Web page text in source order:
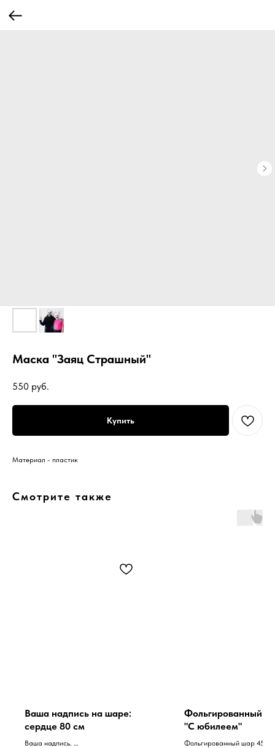
Маска "Заяц Страшный"
550 руб.
Купить
Материал - пластик
Смотрите также
Ваша надпись на шаре:
сердце 80 см
Ваша надпись.
Фольгированный
"С юбилеем"
Фольгированный шар 45